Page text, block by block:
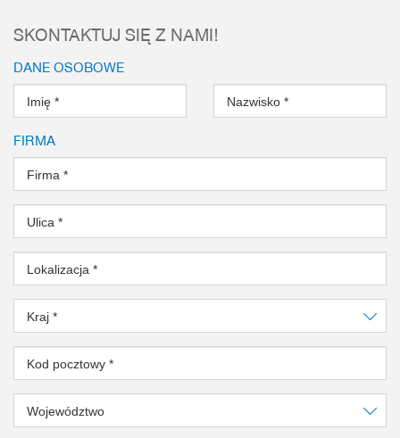
SKONTAKTUJ SIĘ Z NAMI!
DANE OSOBOWE
Imię * Nazwisko *
FIRMA
Firma *
Ulica *
Lokalizacja *
Kraj *
Kod pocztowy *
Województwo